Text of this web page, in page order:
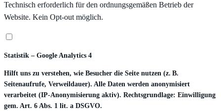
Technisch erforderlich für den ordnungsgemäßen Betrieb der
Website. Kein Opt-out möglich.
Statistik – Google Analytics 4
Hilft uns zu verstehen, wie Besucher die Seite nutzen (z. B.
Seitenaufrufe, Verweildauer). Alle Daten werden anonymisiert
verarbeitet (IP-Anonymisierung aktiv). Rechtsgrundlage: Einwilligung
gem. Art. 6 Abs. 1 lit. a DSGVO.